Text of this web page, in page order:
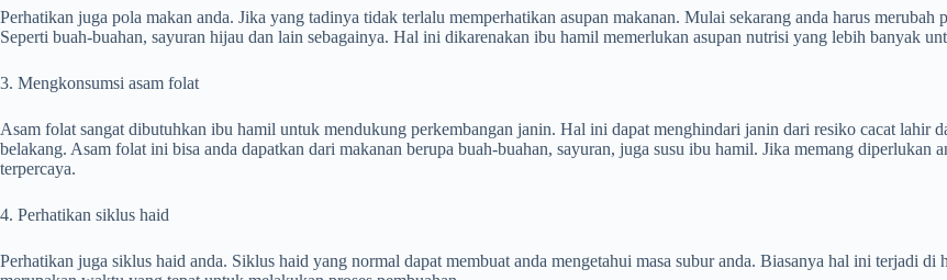
Perhatikan juga pola makan anda. Jika yang tadinya tidak terlalu memperhatikan asupan makanan. Mulai sekarang anda harus
Seperti buah-buahan, sayuran hijau dan lain sebagainya. Hal ini dikarenakan ibu hamil memerlukan asupan nutrisi yang lebih banyak
3. Mengkonsumsi asam folat
Asam folat sangat dibutuhkan ibu hamil untuk mendukung perkembangan janin. Hal ini dapat menghindari janin dari resiko cacat lahir
belakang. Asam folat ini bisa anda dapatkan dari makanan berupa buah-buahan, sayuran, juga susu ibu hamil. Jika memang diperlukan
terpercaya.
4. Perhatikan siklus haid
Perhatikan juga siklus haid anda. Siklus haid yang normal dapat membuat anda mengetahui masa subur anda. Biasanya hal ini terjadi